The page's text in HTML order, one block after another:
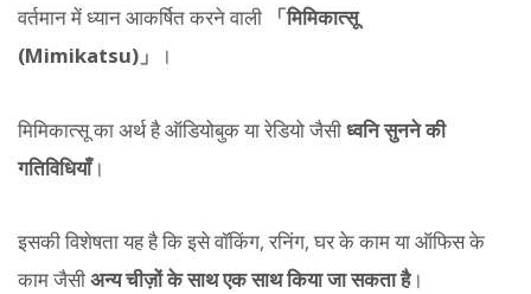
वर्तमान में ध्यान आकर्षित करने वाली
「मिमिकात्सू
(Mimikatsu)」
।
मिमिकात्सू का अर्थ है ऑडियोबुक या रेडियो जैसीध्वनि सुनने की
गतिविधियाँ।
इसकी विशेषता यह है कि इसे वॉकिंग, रनिंग, घर के काम या ऑफिस के
काम जैसीअन्य चीज़ों के साथ एक साथ किया जा सकता है।